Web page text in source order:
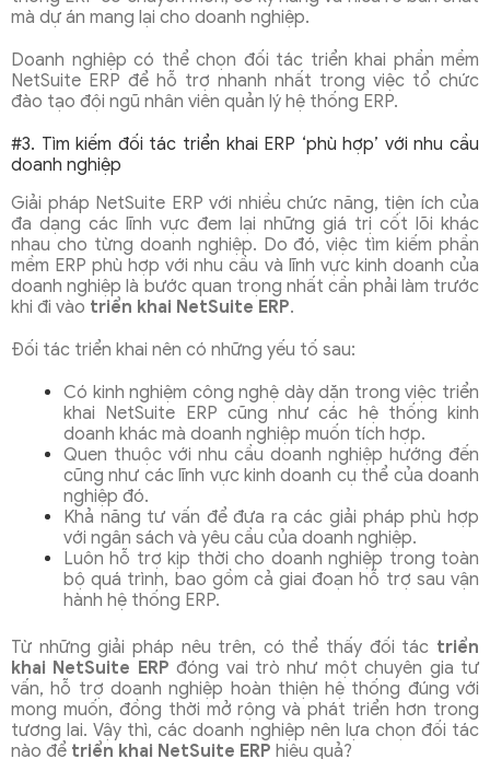
mà dự án mang lại cho doanh nghiệp.
Doanh nghiệp có thể chọn đối tác triển khai phần mềm
NetSuite ERP để hỗ trợ nhanh nhất trong việc tổ chức
đào tạo đội ngũ nhân viên quản lý hệ thống ERP.
#3. Tìm kiếm đối tác triển khai ERP ‘phù hợp’ với nhu cầu
doanh nghiệp
Giải pháp NetSuite ERP với nhiều chức năng, tiện ích của
đa dạng các lĩnh vực đem lại những giá trị cốt lõi khác
nhau cho từng doanh nghiệp. Do đó, việc tìm kiếm phần
mềm ERP phù hợp với nhu cầu và lĩnh vực kinh doanh của
doanh nghiệp là bước quan trọng nhất cần phải làm trước
khi đi vào triển khai NetSuite ERP.
Đối tác triển khai nên có những yếu tố sau:
Có kinh nghiệm công nghệ dày dặn trong việc triển
khai NetSuite ERP cũng như các hệ thống kinh
doanh khác mà doanh nghiệp muốn tích hợp.
Quen thuộc với nhu cầu doanh nghiệp hướng đến
cũng như các lĩnh vực kinh doanh cụ thể của doanh
nghiệp đó.
Khả năng tư vấn để đưa ra các giải pháp phù hợp
với ngân sách và yêu cầu của doanh nghiệp.
Luôn hỗ trợ kịp thời cho doanh nghiệp trong toàn
bộ quá trình, bao gồm cả giai đoạn hỗ trợ sau vận
hành hệ thống ERP.
Từ những giải pháp nêu trên, có thể thấy đối tác triển
khai NetSuite ERP đóng vai trò như một chuyên gia tư
vấn, hỗ trợ doanh nghiệp hoàn thiện hệ thống đúng với
mong muốn, đồng thời mở rộng và phát triển hơn trong
tương lai. Vậy thì, các doanh nghiệp nên lựa chọn đối tác
nào để triển khai NetSuite ERP hiệu quả?